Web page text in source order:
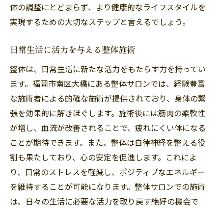
体の調整にとどまらず、より健康的なライフスタイルを
実現するための大切なステップと言えるでしょう。
日常生活に活力を与える整体施術
整体は、日常生活に新たな活力をもたらす力を持ってい
ます。福岡市南区大橋にある整体サロンでは、経験豊富
な施術者による的確な施術が提供されており、身体の緊
張を効果的に解きほぐします。施術後には筋肉の柔軟性
が増し、血流が改善されることで、疲れにくい体になる
ことが期待できます。また、整体は自律神経を整える役
割も果たしており、心の安定を促進します。これによ
り、日常のストレスを軽減し、ポジティブなエネルギー
を維持することが可能になります。整体サロンでの施術
は、日々の生活に必要な活力を取り戻す絶好の機会で